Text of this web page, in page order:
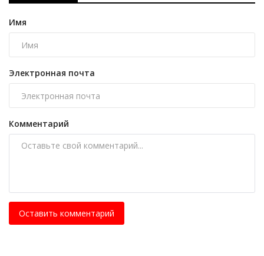
Имя
Электронная почта
Комментарий
Оставить комментарий